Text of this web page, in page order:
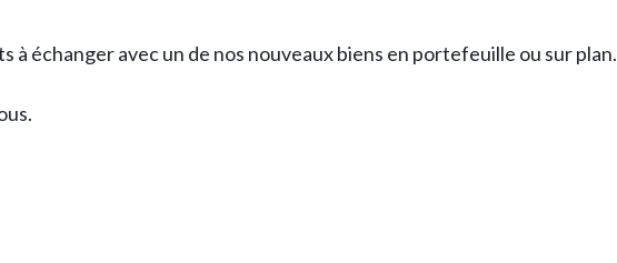
à échanger avec un de nos nouveaux biens en portefeuille ou sur plan.